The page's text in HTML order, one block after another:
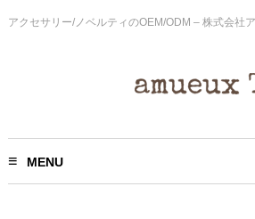
アクセサリー/ノベルティのOEM/ODM – 株式会社
MENU